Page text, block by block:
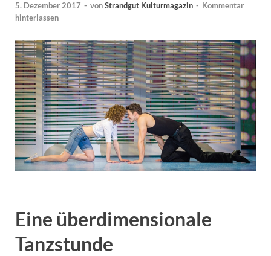
5. Dezember 2017 - vonStrandgut Kulturmagazin - Kommentar
hinterlassen
Eine überdimensionale
Tanzstunde